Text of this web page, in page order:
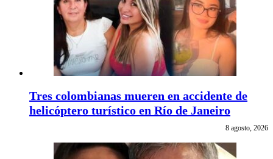
Tres colombianas mueren en accidente de
helicóptero turístico en Río de Janeiro
8 agosto, 2026